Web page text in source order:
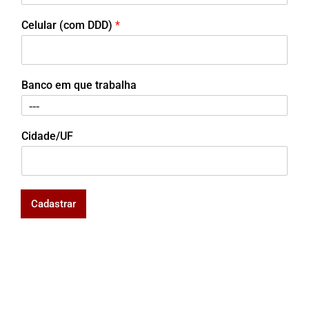
Celular (com DDD) *
Banco em que trabalha
Cidade/UF
Cadastrar